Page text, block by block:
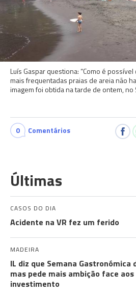
Luís Gaspar questiona: “Como é
mais frequentadas praias de areia não
imagem foi obtida na tarde de ontem, no
0 Comentários
Últimas
CASOS DO DIA
Acidente na VR fez um ferido
MADEIRA
IL diz que Semana Gastronómica
mas pede mais ambição face
investimento